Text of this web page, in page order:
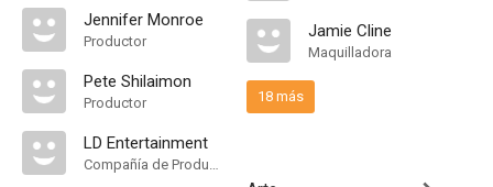
Jennifer Monroe
Productor
Pete Shilaimon
Productor
LD Entertainment
Compañía de Produccion
Jamie Cline
Maquilladora
18 más